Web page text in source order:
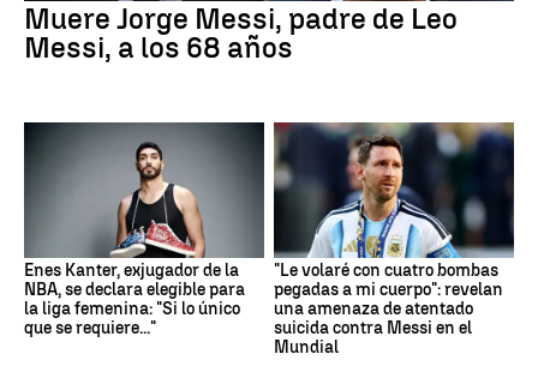
Muere Jorge Messi, padre de Leo
Messi, a los 68 años
Enes Kanter, exjugador de la
NBA, se declara elegible para
la liga femenina: "Si lo único
que se requiere..."
"Le volaré con cuatro bombas
pegadas a mi cuerpo": revelan
una amenaza de atentado
suicida contra Messi en el
Mundial